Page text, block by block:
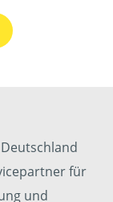
für
und